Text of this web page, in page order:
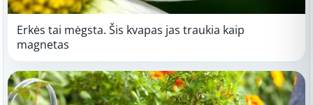
Erkės tai mėgsta. Šis kvapas jas traukia kaip
magnetas